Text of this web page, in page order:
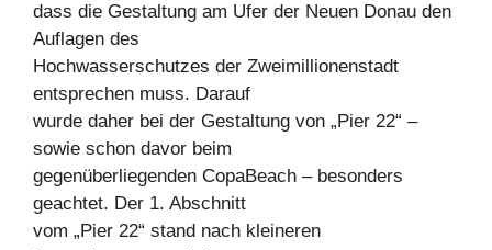
dass die Gestaltung am Ufer der Neuen Donau den
Auflagen des
Hochwasserschutzes der Zweimillionenstadt
entsprechen muss. Darauf
wurde daher bei der Gestaltung von „Pier 22“ –
sowie schon davor beim
gegenüberliegenden CopaBeach – besonders
geachtet. Der 1. Abschnitt
vom „Pier 22“ stand nach kleineren